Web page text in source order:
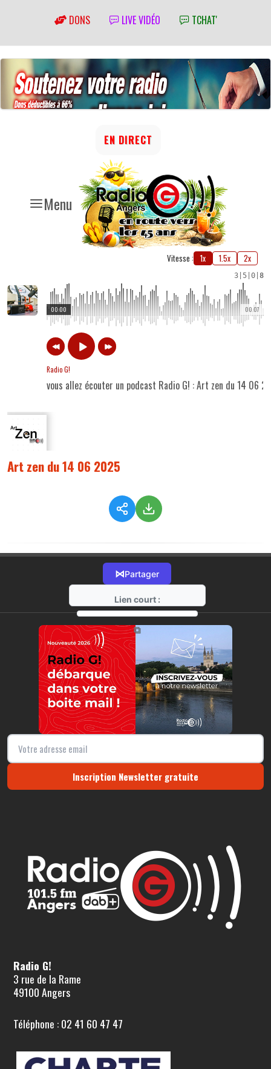
DONS LIVE VIDÉO TCHAT'
Menu
EN DIRECT
Vitesse : 1x 1.5x 2x
3 5 0 8
00:07
00:00
Radio G!
vous allez écouter un podcast Radio G! : Art zen du 14 06
Art zen du 14 06 2025
⋈Partager
Lien court :
https://radio-g.fr?17944
⧉
Inscription Newsletter gratuite
Radio G!
3 rue de la Rame
49100 Angers
Téléphone : 02 41 60 47 47